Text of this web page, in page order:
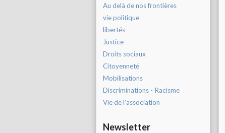
Au delà de nos frontières
vie politique
libertés
Justice
Droits sociaux
Citoyenneté
Mobilisations
Discriminations - Racisme
Vie de l'association
Newsletter